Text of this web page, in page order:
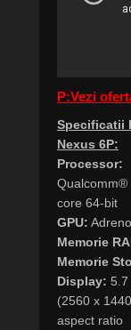
P:Vezi
Specificatii
Nexus 6P:
Processor:
Qualcomm®
core 64-bit
GPU:
Memorie
Memorie
Display:
(2560 x
aspect ratio